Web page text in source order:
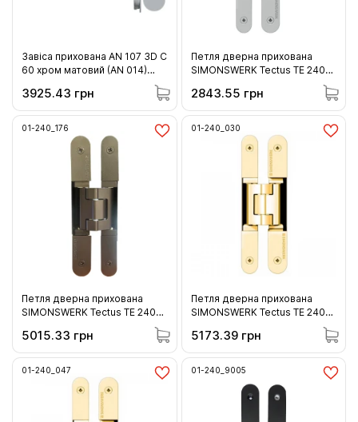
Завіса прихована AN 107 3D C
60 хром матовий (AN 014)
3925.43 грн
Петля дверна прихована
SIMONSWERK Tectus TE 240
(01-240_F1)
2843.55 грн
01-240_176
Петля дверна прихована
SIMONSWERK Tectus TE 240
3D темна бронза (176) 60 кг
(01-240_176)
5015.33 грн
01-240_030
Петля дверна прихована
SIMONSWERK Tectus TE 240
(золото) 60 кг (01-240_030)
5173.39 грн
01-240_047 01-240_9005